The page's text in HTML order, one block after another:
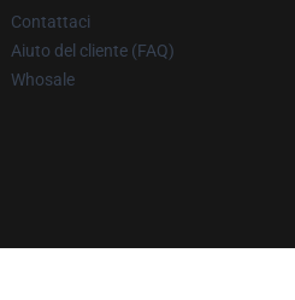
Contattaci
Aiuto del cliente (FAQ)
Whosale